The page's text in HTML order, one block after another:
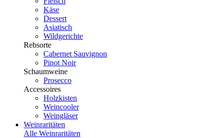
Käse
Dessert
Asiatisch
Wildgerichte
Rebsorte
Cabernet Sauvignon
Pinot Noir
Schaumweine
Prosecco
Accessoires
Holzkisten
Weincooler
Weingläser
Weinraritäten
Alle Weinraritäten